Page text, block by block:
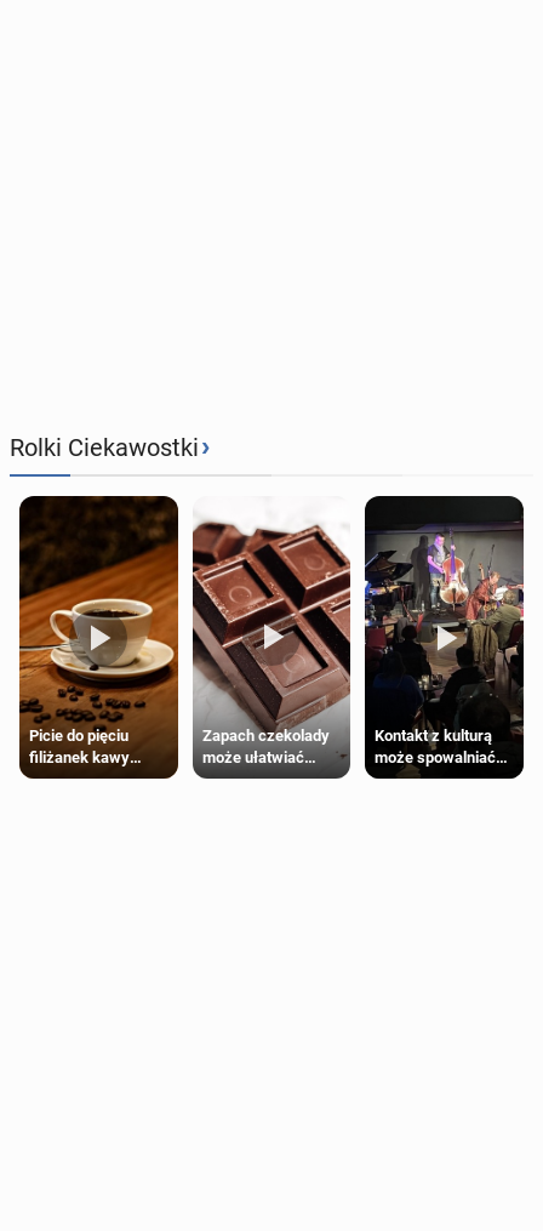
Rolki Ciekawostki›
Picie do pięciu
filiżanek kawy
dziennie jest
Zapach czekolady
może ułatwiać
trening siłowy
Kontakt z kulturą
może spowalniać
starzenie